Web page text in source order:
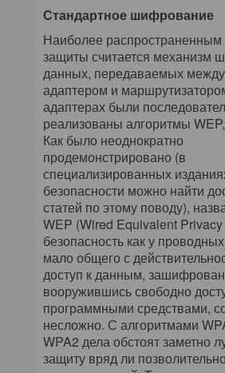
Стандартное шифрование
Наиболее распространенным
защиты считается механизм
данных, передаваемых
адаптером и
адаптерах были
реализованы алгоритмы
Как было неоднократно
продемонстрировано (в
специализированных
безопасности можно найти
статей по этому поводу),
WEP (Wired Equivalent
безопасность как у
мало общего с
доступ к данным,
вооружившись свободно
программными средствами,
несложно. С алгоритмами
WPA2 дела обстоят заметно
защиту вряд ли